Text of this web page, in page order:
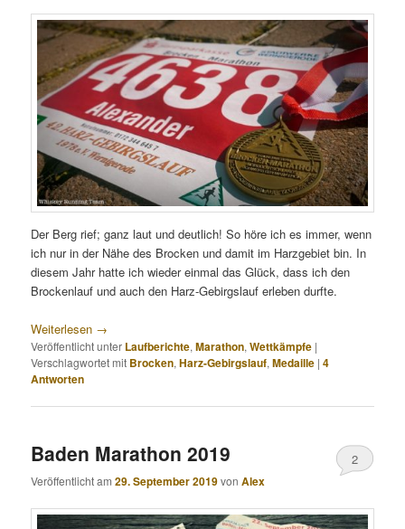
Der Berg rief; ganz laut und deutlich! So höre ich es immer, wenn
ich nur in der Nähe des Brocken und damit im Harzgebiet bin. In
diesem Jahr hatte ich wieder einmal das Glück, dass ich den
Brockenlauf und auch den Harz-Gebirgslauf erleben durfte.
Weiterlesen →
Veröffentlicht unter Laufberichte,Marathon,Wettkämpfe |
Verschlagwortet mit Brocken,Harz-Gebirgslauf,Medaille |4
Antworten
Baden Marathon 2019
Veröffentlicht am29. September 2019vonAlex
2